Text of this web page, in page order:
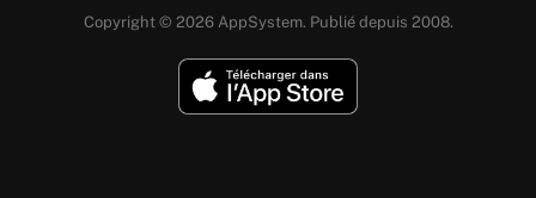
Copyright © 2026 AppSystem. Publié depuis 2008.